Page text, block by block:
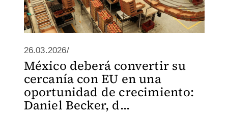
26.03.2026/
México deberá convertir su
cercanía con EU en una
oportunidad de crecimiento:
Daniel Becker, d...